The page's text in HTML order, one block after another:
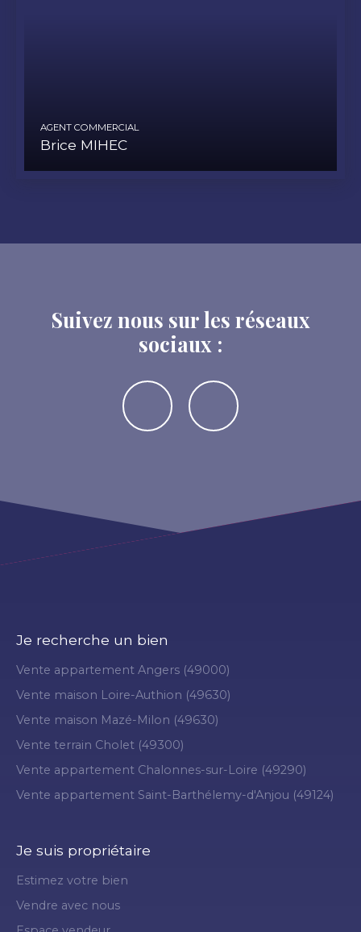
AGENT COMMERCIAL
Brice MIHEC
Suivez nous sur les réseaux
sociaux :
Je recherche un bien
Vente appartement Angers (49000)
Vente maison Loire-Authion (49630)
Vente maison Mazé-Milon (49630)
Vente terrain Cholet (49300)
Vente appartement Chalonnes-sur-Loire (49290)
Vente appartement Saint-Barthélemy-d'Anjou (49124)
Je suis propriétaire
Estimez votre bien
Vendre avec nous